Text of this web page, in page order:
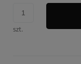
szt.